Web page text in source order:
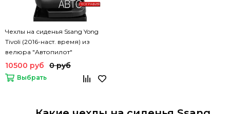
Чехлы на сиденья Ssang Yong
Tivoli (2016-наст. время) из
велюра "Автопилот"
10500 руб 0 руб
Выбрать